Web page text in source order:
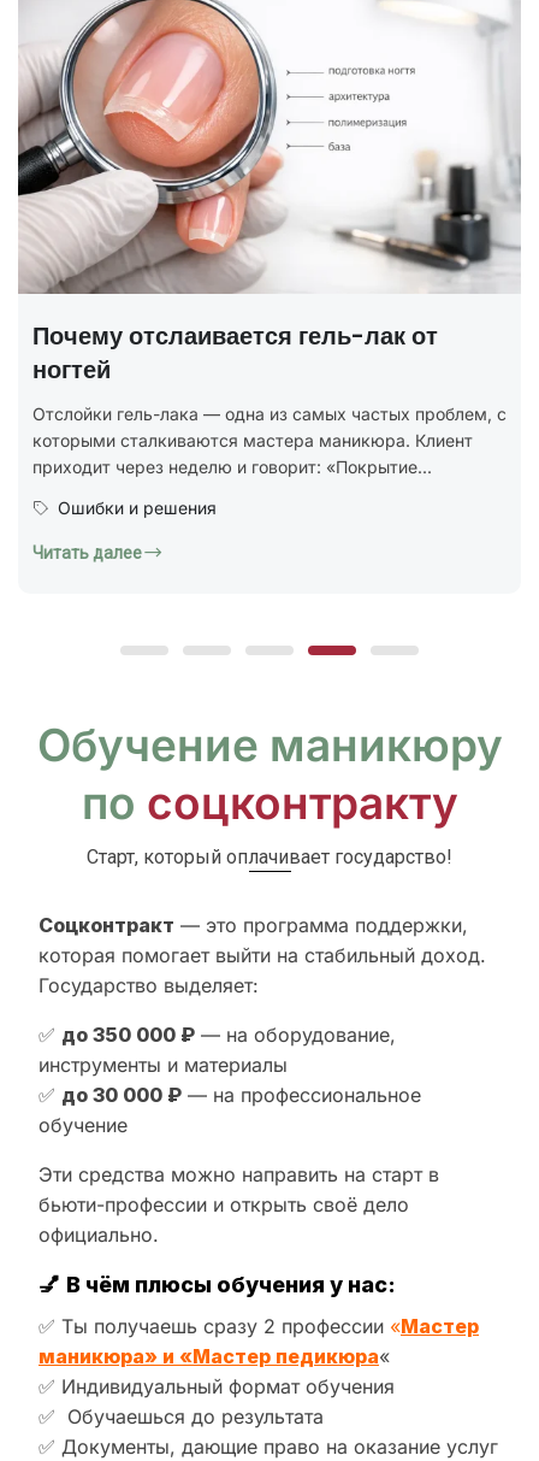
ГОСТ на маникюр Р 72319-2025 —
В 2025 году был утверждён новый национальный
стандарт ГОСТ Р 72319-2025 «Услуги бытовые.
Ногтевой сервис. Карты типовых технологических
процессов. Общие...
Юридическая грамотность
Обучение маникюру
по соцконтракту
Старт, который оплачивает государство!
Соцконтракт — это программа поддержки,
которая помогает выйти на стабильный доход.
Государство выделяет:
✅ до 350 000 ₽ — на оборудование,
инструменты и материалы
✅ до 30 000 ₽ — на профессиональное
обучение
Эти средства можно направить на старт в
бьюти-профессии и открыть своё дело
официально.
💅 В чём плюсы обучения у нас:
✅ Ты получаешь сразу 2 профессии «Мастер
маникюра» и «Мастер педикюра«
✅ Индивидуальный формат обучения
✅ Обучаешься до результата
✅ Документы, дающие право на оказание услуг